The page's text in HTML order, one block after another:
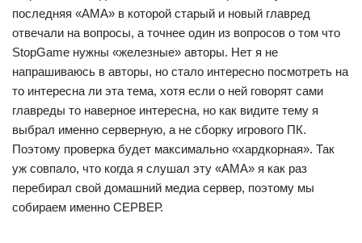
последняя «АМА» в которой старый и новый главред
отвечали на вопросы, а точнее один из вопросов о том что
StopGame нужны «железные» авторы. Нет я не
напрашиваюсь в авторы, но стало интересно посмотреть на
то интересна ли эта тема, хотя если о ней говорят сами
главреды то наверное интересна, но как видите тему я
выбрал именно серверную, а не сборку игрового ПК.
Поэтому проверка будет максимально «хардкорная». Так
уж совпало, что когда я слушал эту «АМА» я как раз
перебирал свой домашний медиа сервер, поэтому мы
собираем именно СЕРВЕР.